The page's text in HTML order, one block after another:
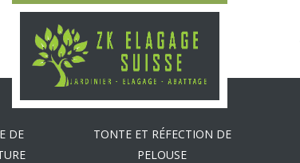
DE
TONTE ET RÉFECTION DE
PELOUSE